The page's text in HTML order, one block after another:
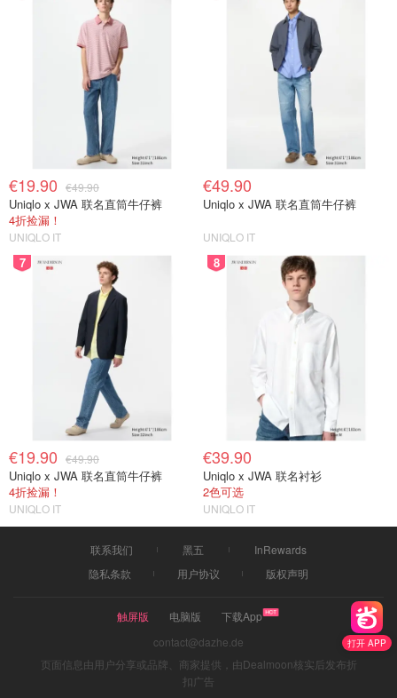
打开 APP
€19.90 €49.90
Uniqlo x JWA 联名直筒牛仔裤
4折捡漏！
UNIQLO IT
€49.90
Uniqlo x JWA 联名直筒牛仔裤
UNIQLO IT
7
€19.90 €49.90
Uniqlo x JWA 联名直筒牛仔裤
4折捡漏！
UNIQLO IT
8
€39.90
Uniqlo x JWA 联名衬衫
2色可选
UNIQLO IT
联系我们 黑五
InRewards
隐私条款
用户协议 版权声明
触屏版 电脑版
下载App
contact@dazhe.de
页面信息由用户分享或品牌、商家提供，由Dealmoon核实后发布折
扣广告